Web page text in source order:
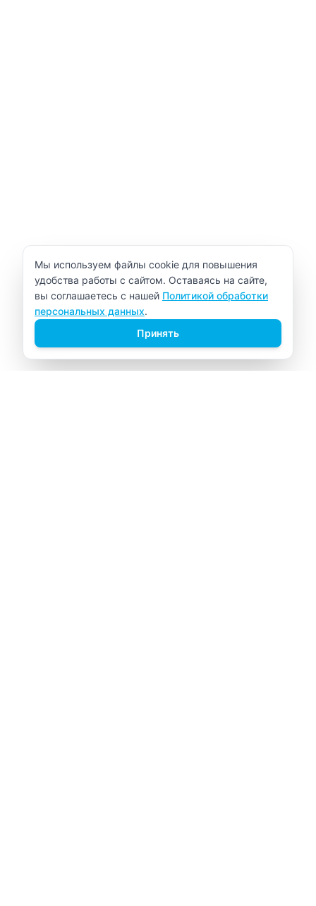
Уведомление об использовании cookie
Мы используем файлы cookie для повышения
удобства работы с сайтом. Оставаясь на сайте,
вы соглашаетесь с нашей Политикой обработки
персональных данных.
Принять